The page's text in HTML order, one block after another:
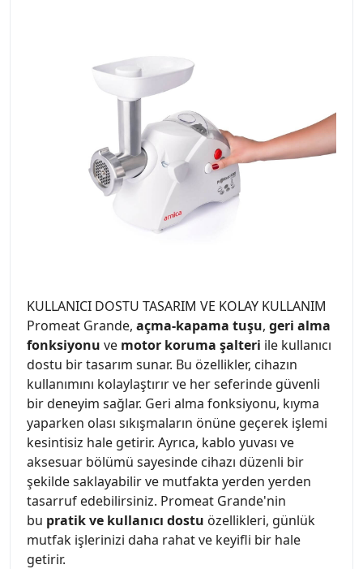
KULLANICI DOSTU TASARIM VE KOLAY KULLANIM
Promeat Grande, açma-kapama tuşu, geri alma
fonksiyonu ve motor koruma şalteri ile kullanıcı
dostu bir tasarım sunar. Bu özellikler, cihazın
kullanımını kolaylaştırır ve her seferinde güvenli
bir deneyim sağlar. Geri alma fonksiyonu, kıyma
yaparken olası sıkışmaların önüne geçerek işlemi
kesintisiz hale getirir. Ayrıca, kablo yuvası ve
aksesuar bölümü sayesinde cihazı düzenli bir
şekilde saklayabilir ve mutfakta yerden yerden
tasarruf edebilirsiniz. Promeat Grande'nin
bu pratik ve kullanıcı dostu özellikleri, günlük
mutfak işlerinizi daha rahat ve keyifli bir hale
getirir.